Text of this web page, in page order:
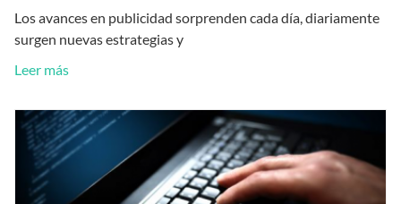
Los avances en publicidad sorprenden cada día, diariamente
surgen nuevas estrategias y
Leer más